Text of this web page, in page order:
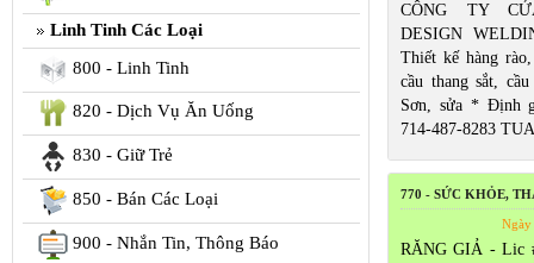
Linh Tinh Các Loại
800 - Linh Tinh
820 - Dịch Vụ Ăn Uống
830 - Giữ Trẻ
850 - Bán Các Loại
900 - Nhắn Tin, Thông Báo
CÔNG TY
DESIGN
Thiết kế hàng
cầu thang sắt,
Sơn, sửa * Định
714-487-8283
770 - SỨC KHỎE,
Ngày
RĂNG GIẢ - Lic